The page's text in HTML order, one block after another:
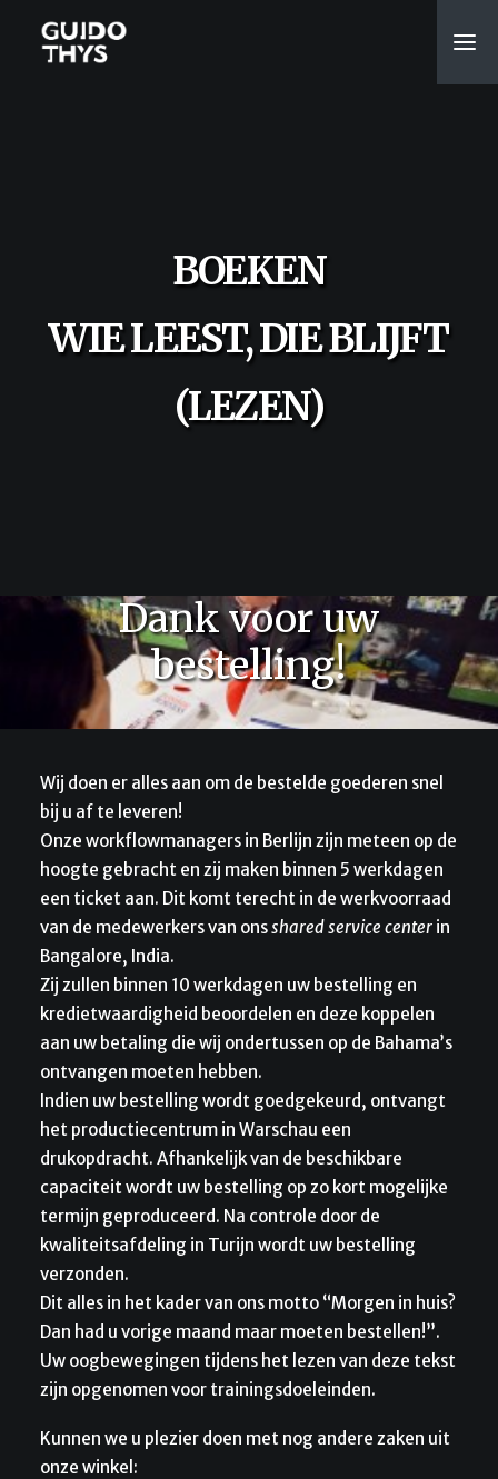
CART
BOEKEN
WIE LEEST, DIE BLIJFT
(LEZEN)
Dank voor uw
bestelling!
Wij doen er alles aan om de bestelde goederen snel
bij u af te leveren!
Onze workflowmanagers in Berlijn zijn meteen op de
hoogte gebracht en zij maken binnen 5 werkdagen
een ticket aan. Dit komt terecht in de werkvoorraad
van de medewerkers van onsshared service center in
Bangalore, India.
Zij zullen binnen 10 werkdagen uw bestelling en
kredietwaardigheid beoordelen en deze koppelen
aan uw betaling die wij ondertussen op de Bahama’s
ontvangen moeten hebben.
Indien uw bestelling wordt goedgekeurd, ontvangt
het productiecentrum in Warschau een
drukopdracht. Afhankelijk van de beschikbare
capaciteit wordt uw bestelling op zo kort mogelijke
termijn geproduceerd. Na controle door de
kwaliteitsafdeling in Turijn wordt uw bestelling
verzonden.
Dit alles in het kader van ons motto “Morgen in huis?
Dan had u vorige maand maar moeten bestellen!”.
Uw oogbewegingen tijdens het lezen van deze tekst
zijn opgenomen voor trainingsdoeleinden.
Kunnen we u plezier doen met nog andere zaken uit
onze winkel: